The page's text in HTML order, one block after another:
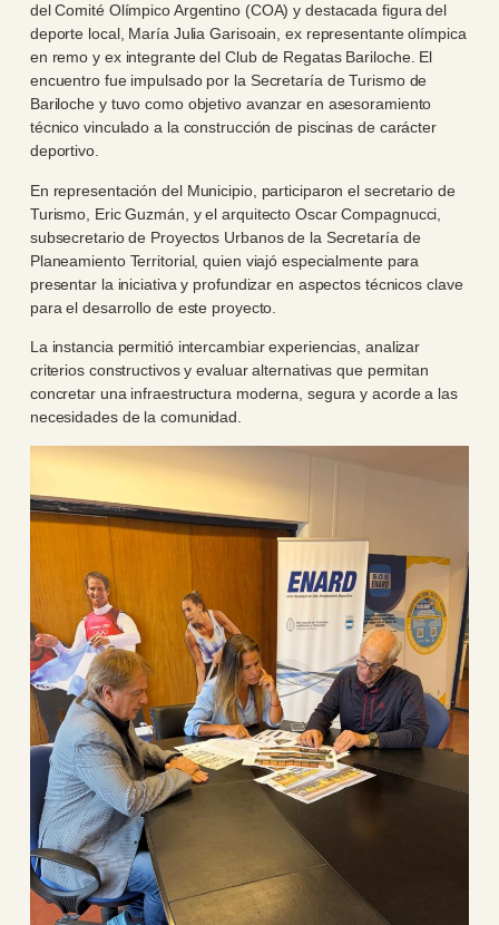
del Comité Olímpico Argentino (COA) y destacada figura del
deporte local, María Julia Garisoain, ex representante olímpica
en remo y ex integrante del Club de Regatas Bariloche. El
encuentro fue impulsado por la Secretaría de Turismo de
Bariloche y tuvo como objetivo avanzar en asesoramiento
técnico vinculado a la construcción de piscinas de carácter
deportivo.
En representación del Municipio, participaron el secretario de
Turismo, Eric Guzmán, y el arquitecto Oscar Compagnucci,
subsecretario de Proyectos Urbanos de la Secretaría de
Planeamiento Territorial, quien viajó especialmente para
presentar la iniciativa y profundizar en aspectos técnicos clave
para el desarrollo de este proyecto.
La instancia permitió intercambiar experiencias, analizar
criterios constructivos y evaluar alternativas que permitan
concretar una infraestructura moderna, segura y acorde a las
necesidades de la comunidad.